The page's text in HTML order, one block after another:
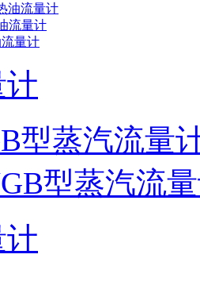
油流量计
流量计
量计
型蒸汽流量
型蒸汽流